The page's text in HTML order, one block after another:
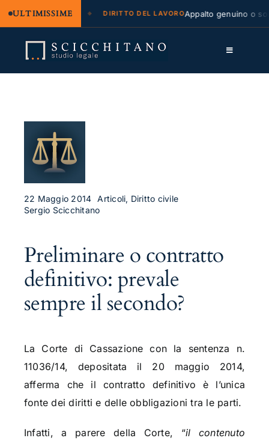
ULTIMISSIME
e regresso DIRITTO DEL LAVOROAppalto genuino o
contenuto
Toggle
Approfondimenti
Contatti
22 Maggio 2014
Articoli, Diritto civile
Sergio Scicchitano
Preliminare o contratto
definitivo: prevale
sempre il secondo?
La Corte di Cassazione con la sentenza n.
11036/14, depositata il 20 maggio 2014,
afferma che il contratto definitivo è l’unica
fonte dei diritti e delle obbligazioni tra le parti.
Infatti, a parere della Corte, “il contenuto